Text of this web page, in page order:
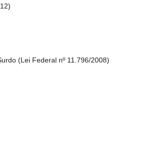
(Lei Federal nº 11.796/2008)